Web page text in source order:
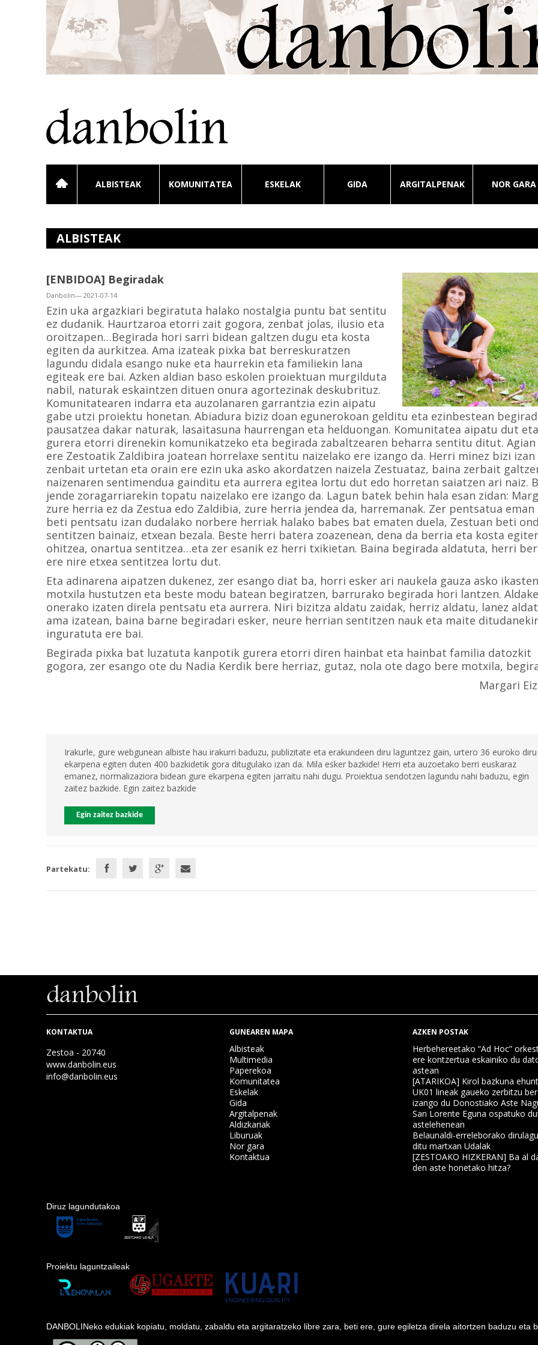
ALBISTEAK KOMUNITATEA ESKELAK GIDA ARGITALPENAK NOR GARA
ALBISTEAK
[ENBIDOA] Begiradak
Danbolin— 2021-07-14
Ezin uka argazkiari begiratuta halako nostalgia puntu bat sentitu
ez dudanik. Haurtzaroa etorri zait gogora, zenbat jolas, ilusio eta
oroitzapen…Begirada hori sarri bidean galtzen dugu eta kosta
egiten da aurkitzea. Ama izateak pixka bat berreskuratzen
lagundu didala esango nuke eta haurrekin eta familiekin lana
egiteak ere bai. Azken aldian baso eskolen proiektuan murgilduta
nabil, naturak eskaintzen dituen onura agortezinak deskubrituz.
Komunitatearen indarra eta auzolanaren garrantzia ezin aipatu
gabe utzi proiektu honetan. Abiadura biziz doan egunerokoan gelditu eta ezinbestean
pausatzea dakar naturak, lasaitasuna haurrengan eta helduongan. Komunitatea aipatu dut
gurera etorri direnekin komunikatzeko eta begirada zabaltzearen beharra sentitu ditut. Agian
ere Zestoatik Zaldibira joatean horrelaxe sentitu naizelako ere izango da. Herri minez bizi izan
zenbait urtetan eta orain ere ezin uka asko akordatzen naizela Zestuataz, baina zerbait
naizenaren sentimendua gainditu eta aurrera egitea lortu dut edo horretan saiatzen ari naiz.
jende zoragarriarekin topatu naizelako ere izango da. Lagun batek behin hala esan zidan:
zure herria ez da Zestua edo Zaldibia, zure herria jendea da, harremanak. Zer pentsatua eman
beti pentsatu izan dudalako norbere herriak halako babes bat ematen duela, Zestuan beti
sentitzen bainaiz, etxean bezala. Beste herri batera zoazenean, dena da berria eta kosta
ohitzea, onartua sentitzea…eta zer esanik ez herri txikietan. Baina begirada aldatuta, herri
ere nire etxea sentitzea lortu dut.
Eta adinarena aipatzen dukenez, zer esango diat ba, horri esker ari naukela gauza asko
motxila hustutzen eta beste modu batean begiratzen, barrurako begirada hori lantzen.
onerako izaten direla pentsatu eta aurrera. Niri bizitza aldatu zaidak, herriz aldatu, lanez
ama izatean, baina barne begiradari esker, neure herrian sentitzen nauk eta maite
inguratuta ere bai.
Begirada pixka bat luzatuta kanpotik gurera etorri diren hainbat eta hainbat familia datozkit
gogora, zer esango ote du Nadia Kerdik bere herriaz, gutaz, nola ote dago bere motxila,
Margari
Irakurle, gure webgunean albiste hau irakurri baduzu, publizitate eta erakundeen diru laguntzez gain, urtero 36 euroko diru
ekarpena egiten duten 400 bazkidetik gora ditugulako izan da. Mila esker bazkide! Herri eta auzoetako berri euskaraz
emanez, normalizaziora bidean gure ekarpena egiten jarraitu nahi dugu. Proiektua sendotzen lagundu nahi baduzu, egin
zaitez bazkide. Egin zaitez bazkide
Egin zaitez bazkide
Partekatu:
KONTAKTUA
Zestoa - 20740
www.danbolin.eus
info@danbolin.eus
GUNEAREN MAPA
Albisteak
Multimedia
Paperekoa
Komunitatea
Eskelak
Gida
Argitalpenak
Aldizkariak
Liburuak
Nor gara
Kontaktua
AZKEN POSTAK
Herbehereetako “Ad Hoc”
ere kontzertua eskainiko du
astean
[ATARIKOA] Kirol bazkuna
UK01 lineak gaueko zerbitzu
izango du Donostiako Aste
San Lorente Eguna ospatuko
astelehenean
Belaunaldi-erreleborako
ditu martxan Udalak
[ZESTOAKO HIZKERAN] Ba al
den aste honetako hitza?
Diruz lagundutakoa
Proiektu laguntzaileak
DANBOLINeko edukiak kopiatu, moldatu, zabaldu eta argitaratzeko libre zara, beti ere, gure egiletza direla aitortzen baduzu eta